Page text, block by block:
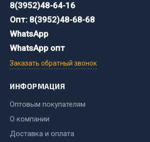
РТИ
Кольца уплотнительные
Манжеты
Паронит
Рукава высокого давления
8(3952)48-64-16
Опт: 8(3952)48-68-68
WhatsApp
WhatsApp опт
Заказать обратный звонок
ИНФОРМАЦИЯ
Оптовым покупателям
О компании
Доставка и оплата